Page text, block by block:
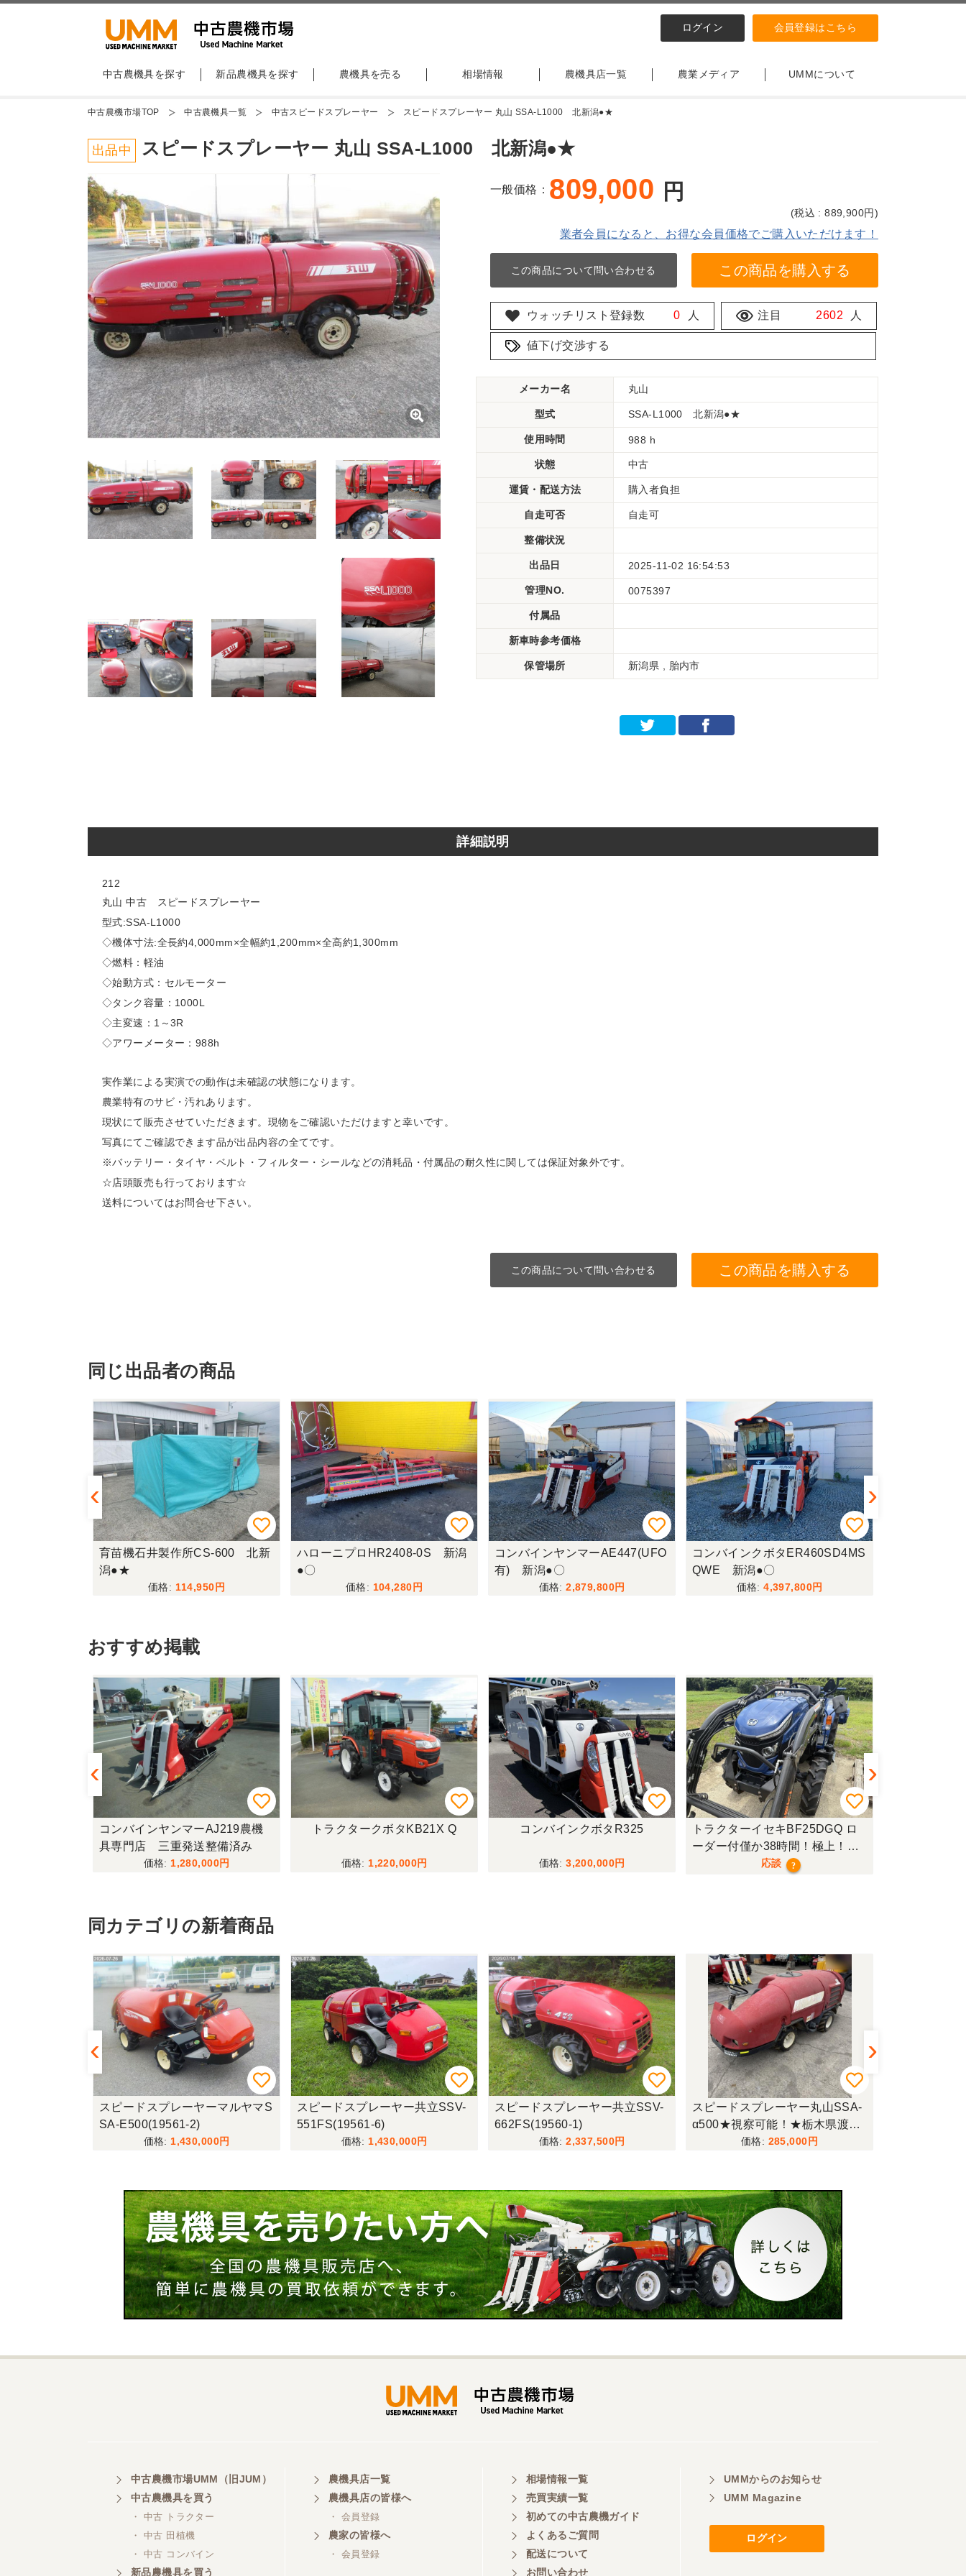
ログイン 会員登録はこちら
中古農機具を探す 新品農機具を探す 農機具を売る 相場情報 農機具店一覧 農業メディア UMMについて
中古農機市場TOP 中古農機具一覧 中古スピードスプレーヤー スピードスプレーヤー 丸山 SSA-L1000 北新潟●★
出品中 スピードスプレーヤー 丸山 SSA-L1000 北新潟●★
一般価格： 809,000 円
(税込 : 889,900円)
業者会員になると、お得な会員価格でご購入いただけます！
この商品について問い合わせる この商品を購入する
ウォッチリスト登録数 0 人 注目 2602 人
値下げ交渉する
メーカー名 丸山
型式 SSA-L1000 北新潟●★
使用時間 988 h
状態 中古
運賃・配送方法 購入者負担
自走可否 自走可
整備状況
出品日 2025-11-02 16:54:53
管理NO. 0075397
付属品
新車時参考価格
保管場所 新潟県 , 胎内市
詳細説明
212
丸山 中古 スピードスプレーヤー
型式:SSA-L1000
◇機体寸法:全長約4,000mm×全幅約1,200mm×全高約1,300mm
◇燃料：軽油
◇始動方式：セルモーター
◇タンク容量：1000L
◇主変速：1～3R
◇アワーメーター：988h
実作業による実演での動作は未確認の状態になります。
農業特有のサビ・汚れあります。
現状にて販売させていただきます。現物をご確認いただけますと幸いです。
写真にてご確認できます品が出品内容の全てです。
※バッテリー・タイヤ・ベルト・フィルター・シールなどの消耗品・付属品の耐久性に関しては保証対象外です。
☆店頭販売も行っております☆
送料についてはお問合せ下さい。
この商品について問い合わせる この商品を購入する
同じ出品者の商品
育苗機石井製作所CS-600 北新
潟●★
114,950
ハローニプロHR2408-0S 新潟
●〇
104,280
コンバインヤンマーAE447(UFO
有) 新潟●〇
2,879,800
コンバインクボタER460SD4MS
QWE 新潟●〇
4,397,800
おすすめ掲載
コンバインヤンマーAJ219農機
具専門店 三重発送整備済み
1,280,000
トラクタークボタKB21X Q
1,220,000
コンバインクボタR325
3,200,000
トラクターイセキBF25DGQ ロ
ーダー付僅か38時間！極上！現
応談 ?
同カテゴリの新着商品
スピードスプレーヤーマルヤマS
SA-E500(19561-2)
1,430,000
スピードスプレーヤー共立SSV-
551FS(19561-6)
1,430,000
スピードスプレーヤー共立SSV-
662FS(19560-1)
2,337,500
スピードスプレーヤー丸山SSA-
α500★視察可能！★栃木県渡し
丸山 スピードスプレーヤー SSA
413379】
285,000
中古農機市場UMM（旧JUM）
中古農機具を買う
・ 中古 トラクター
・ 中古 田植機
・ 中古 コンバイン
新品農機具を買う
農機具店一覧
農機具店の皆様へ
・ 会員登録
農家の皆様へ
・ 会員登録
相場情報一覧
売買実績一覧
初めての中古農機ガイド
よくあるご質問
配送について
お問い合わせ
UMMからのお知らせ
UMM Magazine
ログイン